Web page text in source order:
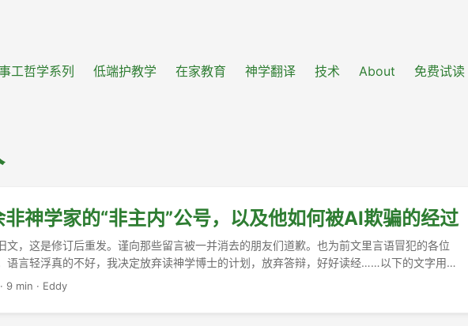
工哲学系列 低端护教学 在家教育 神学翻译 技术 About 免费试读
非神学家的“非主内”公号，以及他如何被AI欺骗的经过
文，这是修订后重发。谨向那些留言被一并消去的朋友们道歉。也为前文里言语冒犯的各位
语言轻浮真的不好，我决定放弃读神学博士的计划，放弃答辩，好好读经……以下的文字用来
浮！不要轻信！不要轻言！ ...
· 9 min · Eddy